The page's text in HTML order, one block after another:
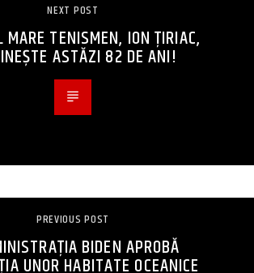
NEXT POST
MARE TENISMEN, ION ȚIRIAC,
ASTĂZI 82 DE ANI!
PREVIOUS POST
BIDEN APROBĂ
UNOR HABITATE OCEANICE